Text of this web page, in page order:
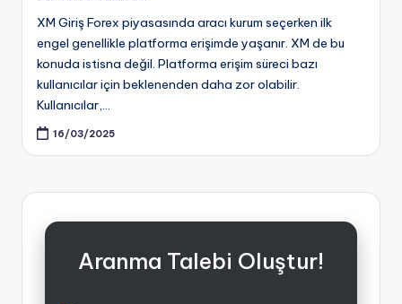
XM Giriş Forex piyasasında aracı kurum seçerken ilk
engel genellikle platforma erişimde yaşanır. XM de bu
konuda istisna değil. Platforma erişim süreci bazı
kullanıcılar için beklenenden daha zor olabilir.
Kullanıcılar,…
16/03/2025
Aranma Talebi Oluştur!